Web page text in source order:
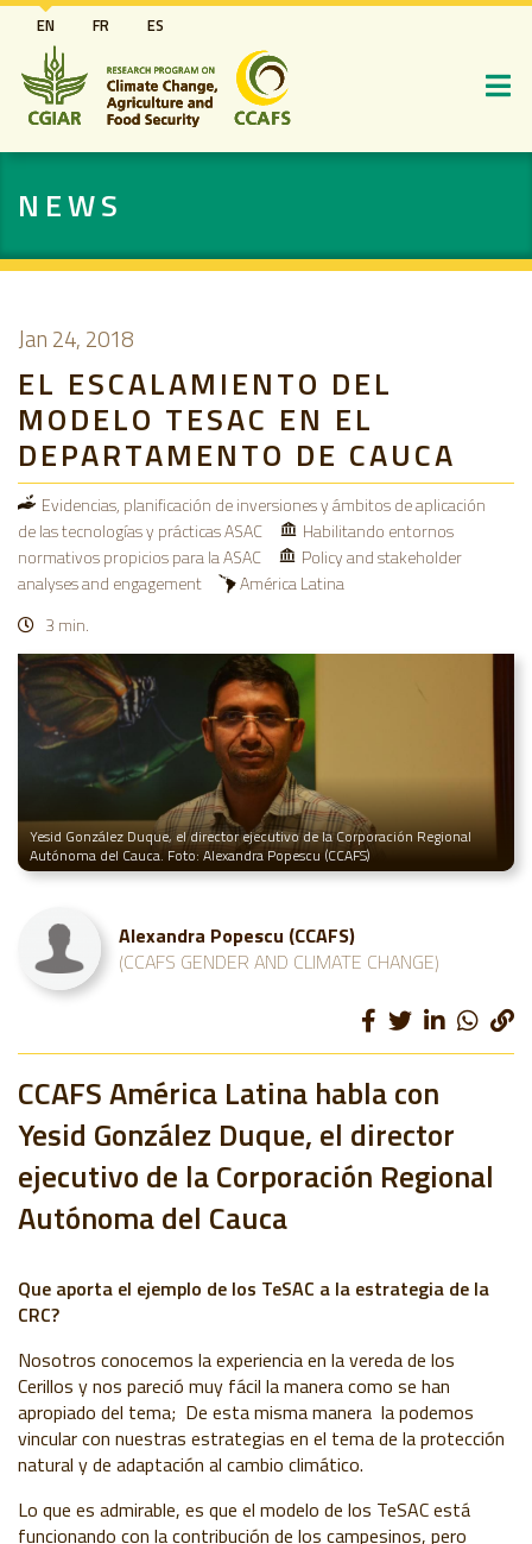
Skip
to
main
content
EN FR ES
NEWS
Jan 24, 2018
EL ESCALAMIENTO DEL
MODELO TESAC EN EL
DEPARTAMENTO DE CAUCA
Evidencias, planificación de inversiones y ámbitos de aplicación
de las tecnologías y prácticas ASAC
Habilitando entornos
normativos propicios para la ASAC
Policy and stakeholder
analyses and engagement
América Latina
3 min.
Yesid González Duque, el director ejecutivo de la Corporación Regional
Autónoma del Cauca. Foto: Alexandra Popescu (CCAFS)
Alexandra Popescu (CCAFS)
(CCAFS GENDER AND CLIMATE CHANGE)
CCAFS América Latina habla con
Yesid González Duque, el director
ejecutivo de la Corporación Regional
Autónoma del Cauca
Que aporta el ejemplo de los TeSAC a la estrategia de la
CRC?
Nosotros conocemos la experiencia en la vereda de los
Cerillos y nos pareció muy fácil la manera como se han
apropiado del tema; De esta misma manera la podemos
vincular con nuestras estrategias en el tema de la protección
natural y de adaptación al cambio climático.
Lo que es admirable, es que el modelo de los TeSAC está
funcionando con la contribución de los campesinos, pero